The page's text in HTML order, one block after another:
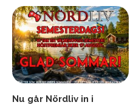
Nu går Nördliv in i